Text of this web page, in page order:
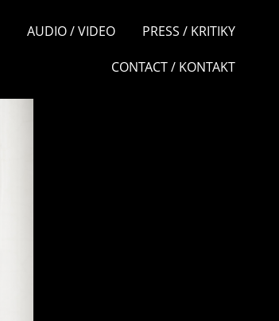
AUDIO / VIDEO PRESS / KRITIKY
CONTACT / KONTAKT